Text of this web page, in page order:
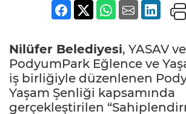
Nilüfer Belediyesi, YASAV ve
PodyumPark Eğlence ve
iş birliğiyle düzenlenen
Yaşam Şenliği kapsamında
gerçekleştirilen